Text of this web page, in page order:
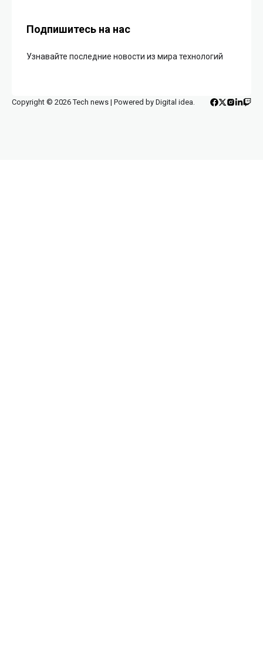
Подпишитесь на нас
Узнавайте последние новости из мира технологий
Copyright © 2026 Tech news | Powered by Digital idea.